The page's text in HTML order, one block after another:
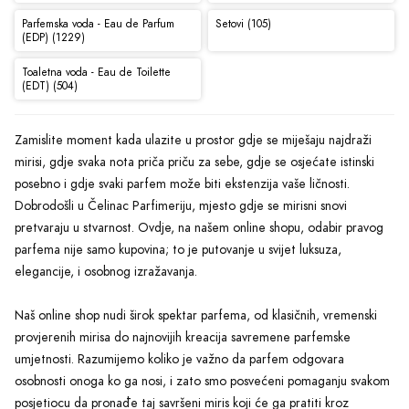
Parfemska voda - Eau de Parfum
(EDP) (1229)
Setovi (105)
Toaletna voda - Eau de Toilette
(EDT) (504)
Zamislite moment kada ulazite u prostor gdje se miješaju najdraži
mirisi, gdje svaka nota priča priču za sebe, gdje se osjećate istinski
posebno i gdje svaki parfem može biti ekstenzija vaše ličnosti.
Dobrodošli u Čelinac Parfimeriju, mjesto gdje se mirisni snovi
pretvaraju u stvarnost. Ovdje, na našem online shopu, odabir pravog
parfema nije samo kupovina; to je putovanje u svijet luksuza,
elegancije, i osobnog izražavanja.
Naš online shop nudi širok spektar parfema, od klasičnih, vremenski
provjerenih mirisa do najnovijih kreacija savremene parfemske
umjetnosti. Razumijemo koliko je važno da parfem odgovara
osobnosti onoga ko ga nosi, i zato smo posvećeni pomaganju svakom
posjetiocu da pronađe taj savršeni miris koji će ga pratiti kroz